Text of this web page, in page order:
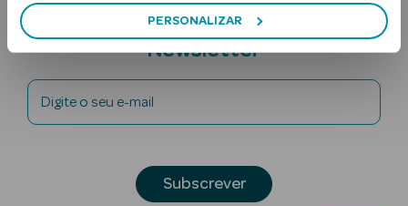
PERSONALIZAR
Subscreva a
Newsletter
Digite o seu e-mail
Subscrever